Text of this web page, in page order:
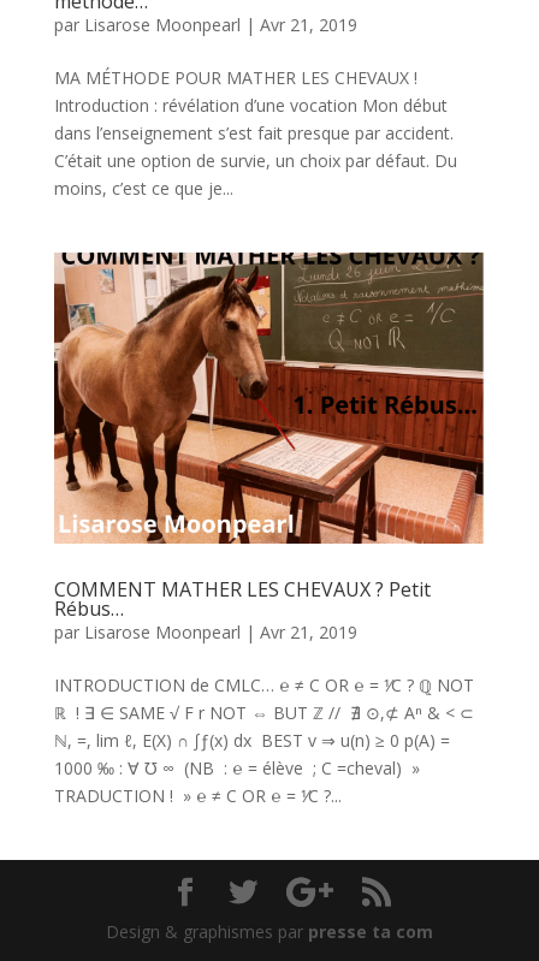
par Lisarose Moonpearl | Avr 21, 2019
MA MÉTHODE POUR MATHER LES CHEVAUX !
Introduction : révélation d’une vocation Mon début
dans l’enseignement s’est fait presque par accident.
C’était une option de survie, un choix par défaut. Du
moins, c’est ce que je...
COMMENT MATHER LES CHEVAUX ? Petit
Rébus…
par Lisarose Moonpearl | Avr 21, 2019
INTRODUCTION de CMLC… ℮ ≠ C OR ℮ = ⅟C ? ℚ NOT
ℝ ! ∃ ∈ SAME √ F r NOT ⇔ BUT ℤ // ∄ ⊙,⊄ Aⁿ & < ⊂
ℕ, =, lim ℓ, E(X) ∩ ∫ƒ(x) dx BEST v ⇒ u(n) ≥ 0 p(A) =
1000 ‰ : ∀ ℧ ∞ (NB : ℮ = élève ; C =cheval) »
TRADUCTION ! » ℮ ≠ C OR ℮ = ⅟C ?...
Design & graphismes par presse ta com